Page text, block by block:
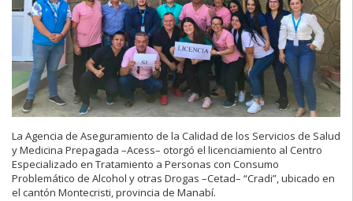
La Agencia de Aseguramiento de la Calidad de los Servicios de Salud
y Medicina Prepagada –Acess– otorgó el licenciamiento al Centro
Especializado en Tratamiento a Personas con Consumo
Problemático de Alcohol y otras Drogas –Cetad– “Cradi”, ubicado en
el cantón Montecristi, provincia de Manabí.